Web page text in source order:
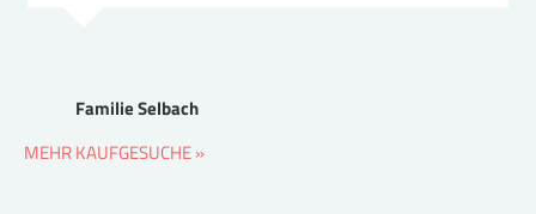
Familie Selbach
MEHR KAUFGESUCHE »